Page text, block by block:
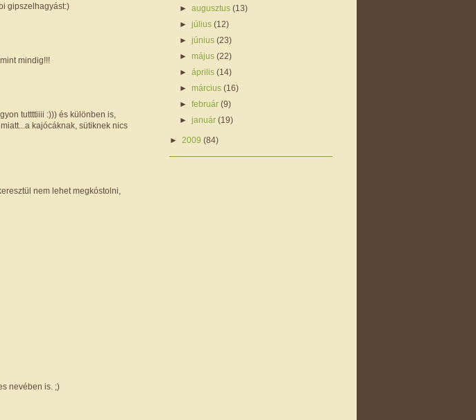
gipszelhagyást:)
mindig!!!
tuttttiiii :))) és különben is,
kajócáknak, sütiknek nics
nem lehet megkóstolni,
nevében is. ;)
►augusztus(13)
►július(12)
►június(23)
►május(22)
►április(14)
►március(16)
►február(9)
►január(19)
► 2009 (84)